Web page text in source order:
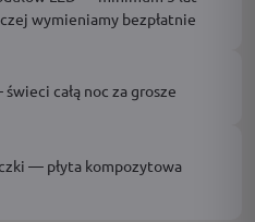
wymieniamy bezpłatnie
całą noc za grosze
— płyta kompozytowa